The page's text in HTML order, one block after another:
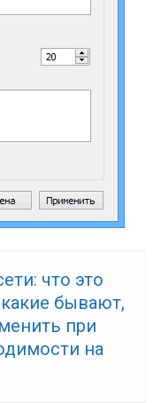
что это
какие бывают,
при
на